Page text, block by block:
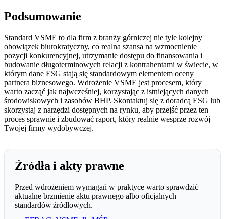
Podsumowanie
Standard VSME to dla firm z branży górniczej nie tyle kolejny
obowiązek biurokratyczny, co realna szansa na wzmocnienie
pozycji konkurencyjnej, utrzymanie dostępu do finansowania i
budowanie długoterminowych relacji z kontrahentami w świecie, w
którym dane ESG stają się standardowym elementem oceny
partnera biznesowego. Wdrożenie VSME jest procesem, który
warto zacząć jak najwcześniej, korzystając z istniejących danych
środowiskowych i zasobów BHP. Skontaktuj się z doradcą ESG lub
skorzystaj z narzędzi dostępnych na rynku, aby przejść przez ten
proces sprawnie i zbudować raport, który realnie wesprze rozwój
Twojej firmy wydobywczej.
Źródła i akty prawne
Przed wdrożeniem wymagań w praktyce warto sprawdzić
aktualne brzmienie aktu prawnego albo oficjalnych
standardów źródłowych.